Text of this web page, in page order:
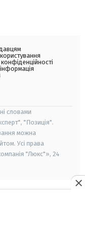
словами
"Позиція".
можна
Усі права
"Люкс"», 24